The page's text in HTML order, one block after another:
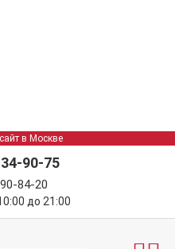
в Москве
90-75
84-20
до 21:00